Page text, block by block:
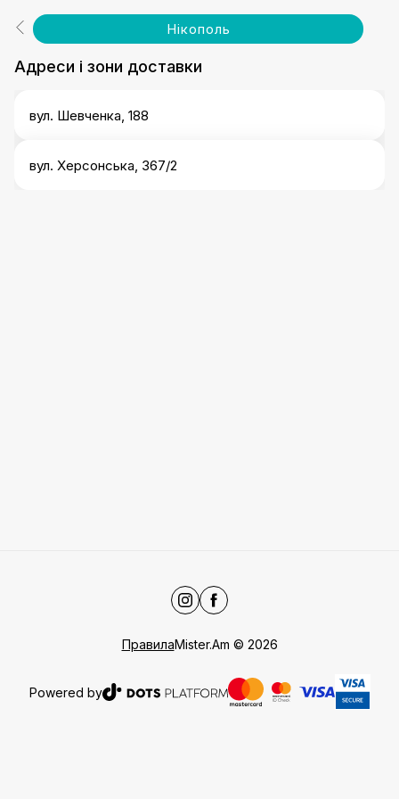
Нікополь
Адреси і зони доставки
вул. Шевченка, 188
вул. Херсонська, 367/2
ПравилаMister.Am © 2026
Powered by